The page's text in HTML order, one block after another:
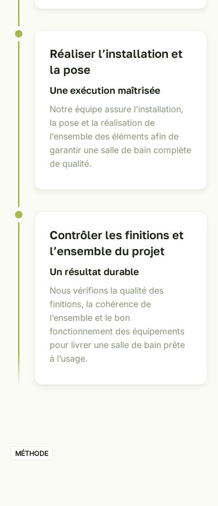
Réaliser l’installation et
la pose
Une exécution maîtrisée
Notre équipe assure l’installation,
la pose et la réalisation de
l’ensemble des éléments afin de
garantir une salle de bain complète
de qualité.
Contrôler les finitions et
l’ensemble du projet
Un résultat durable
Nous vérifions la qualité des
finitions, la cohérence de
l’ensemble et le bon
fonctionnement des équipements
pour livrer une salle de bain prête
à l’usage.
MÉTHODE